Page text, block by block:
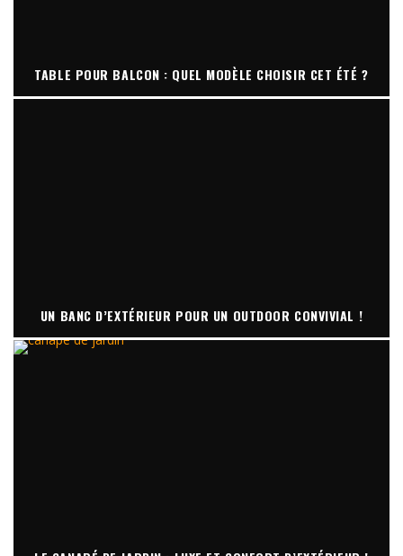
TABLE POUR BALCON : QUEL MODÈLE CHOISIR CET ÉTÉ ?
UN BANC D’EXTÉRIEUR POUR UN OUTDOOR CONVIVIAL !